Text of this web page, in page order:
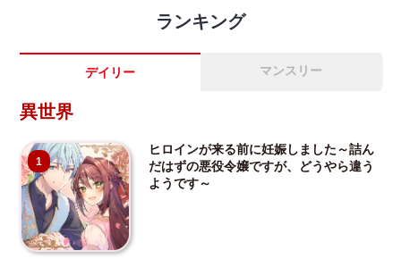
ランキング
デイリー マンスリー
異世界
1
ヒロインが来る前に妊娠しました～詰ん
だはずの悪役令嬢ですが、どうやら違う
ようです～